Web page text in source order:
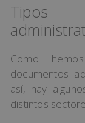
Tipos
Como
documentos
así, hay
distintos